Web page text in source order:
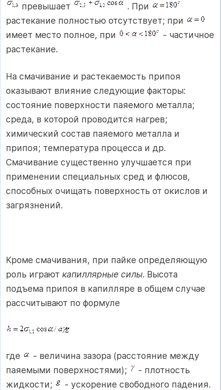
превышает
. При
растекание полностью отсутствует; при
имеет место полное, при
- частичное
растекание.
На смачивание и растекаемость припоя
оказывают влияние следующие факторы:
состояние поверхности паяемого металла;
среда, в которой проводится нагрев;
химический состав паяемого металла и
припоя; температура процесса и др.
Смачивание существенно улучшается при
примене­нии специальных сред и флюсов,
способных очищать поверхность от окислов и
загрязнений.
Кроме смачивания, при пайке определяющую
роль играют капил­лярные силы. Высота
подъема припоя в капилляре в общем случае
рас­считывают по формуле
где
- величина зазора (расстояние между
паяемыми поверхностя­ми);
- плотность
жидкости;
- ускорение свободного падения.